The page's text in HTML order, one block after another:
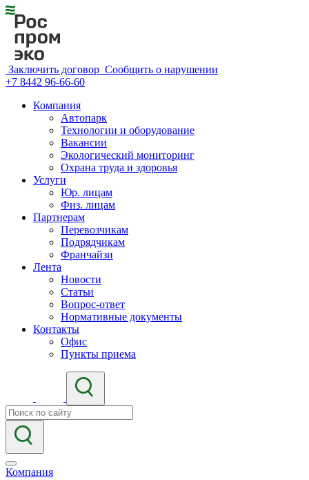
Заключить договор Сообщить о нарушении
+7 8442 96-66-60
Компания
Автопарк
Технологии и оборудование
Вакансии
Экологический мониторинг
Охрана труда и здоровья
Услуги
Юр. лицам
Физ. лицам
Партнерам
Перевозчикам
Подрядчикам
Франчайзи
Лента
Новости
Статьи
Вопрос-ответ
Нормативные документы
Контакты
Офис
Пункты приема
Компания